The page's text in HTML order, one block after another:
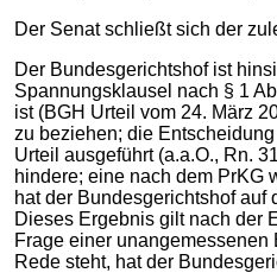
Der Senat schließt sich der
Der Bundesgerichtshof ist
Spannungsklausel nach § 1
ist (BGH Urteil vom 24. März
zu beziehen; die
Urteil ausgeführt (a.a.O., Rn.
hindere; eine nach dem PrKG
hat der Bundesgerichtshof
Dieses Ergebnis gilt nach der
Frage einer
Rede steht, hat der